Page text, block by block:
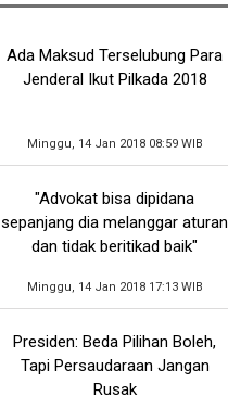
Ada Maksud Terselubung Para
Jenderal Ikut Pilkada 2018
Minggu, 14 Jan 2018 08:59 WIB
"Advokat bisa dipidana
sepanjang dia melanggar aturan
dan tidak beritikad baik"
Minggu, 14 Jan 2018 17:13 WIB
Presiden: Beda Pilihan Boleh,
Tapi Persaudaraan Jangan
Rusak